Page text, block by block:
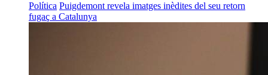
Política Puigdemont revela imatges inèdites del seu retorn
fugaç a Catalunya